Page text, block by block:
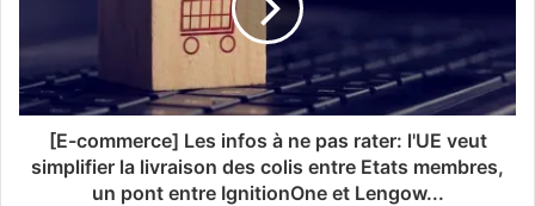
[E-commerce] Les infos à ne pas rater: l'UE veut
simplifier la livraison des colis entre Etats membres,
un pont entre IgnitionOne et Lengow...